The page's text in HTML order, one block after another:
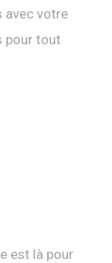
avec votre
pour tout
est là pour